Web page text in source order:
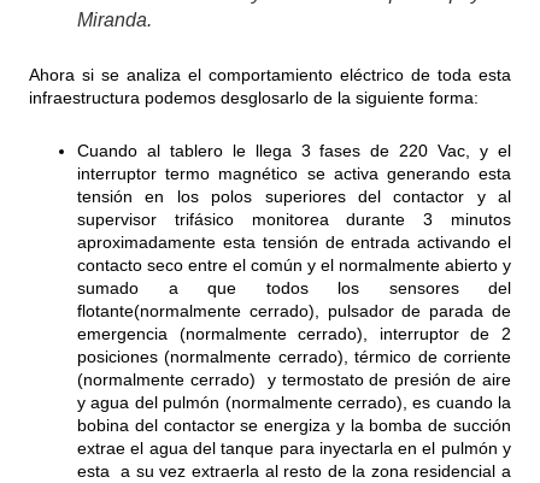
Miranda.
Ahora si se analiza el comportamiento eléctrico de toda esta
infraestructura podemos desglosarlo de la siguiente forma:
Cuando al tablero le llega 3 fases de 220 Vac, y el
interruptor termo magnético se activa generando esta
tensión en los polos superiores del contactor y al
supervisor trifásico monitorea durante 3 minutos
aproximadamente esta tensión de entrada activando el
contacto seco entre el común y el normalmente abierto y
sumado a que todos los sensores del
flotante(normalmente cerrado), pulsador de parada de
emergencia (normalmente cerrado), interruptor de 2
posiciones (normalmente cerrado), térmico de corriente
(normalmente cerrado) y termostato de presión de aire
y agua del pulmón (normalmente cerrado), es cuando la
bobina del contactor se energiza y la bomba de succión
extrae el agua del tanque para inyectarla en el pulmón y
esta a su vez extraerla al resto de la zona residencial a